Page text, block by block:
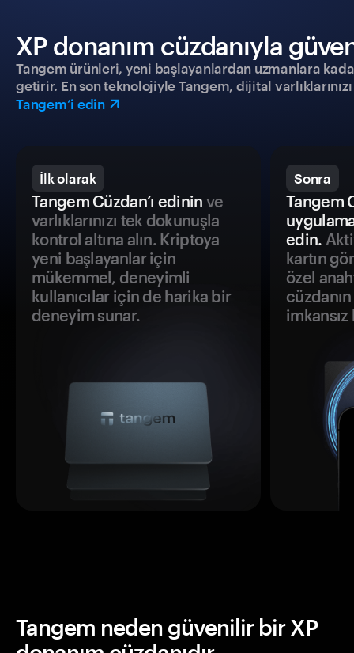
XP donanım cüzdanıyla
Tangem ürünleri, yeni başlayanlardan uzmanlara
getirir. En son teknolojiyle Tangem, dijital
Tangem’i edin
İlk olarak
Tangem Cüzdan’ı edinin ve
varlıklarınızı tek dokunuşla
kontrol altına alın. Kriptoya
yeni başlayanlar için
mükemmel, deneyimli
kullanıcılar için de harika bir
deneyim sunar.
Sonra
Tangem
edin.
kartın
özel
Tangem neden güvenilir bir XP